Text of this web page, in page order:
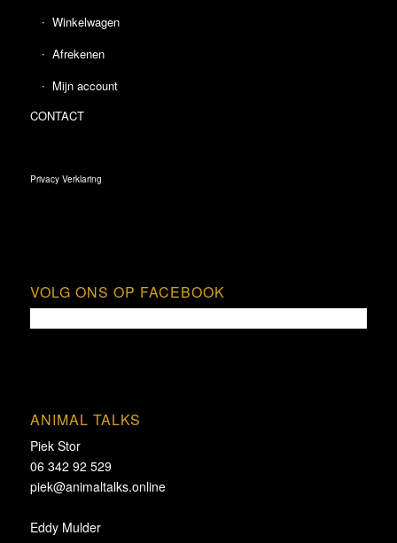
Winkelwagen
Afrekenen
Mijn account
CONTACT
Privacy Verklaring
VOLG ONS OP FACEBOOK
ANIMAL TALKS
Piek Stor
06 342 92 529
piek@animaltalks.online
Eddy Mulder